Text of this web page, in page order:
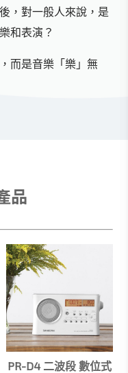
，對一般人來說，是
和表演？
而是音樂「樂」無
品
PR-D4 二波段 數位式